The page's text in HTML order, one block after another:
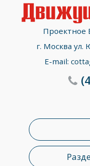
г. Москва ул.
E-mail: